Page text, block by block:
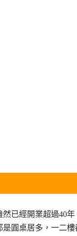
已經開業超過40
圓桌居多，一二